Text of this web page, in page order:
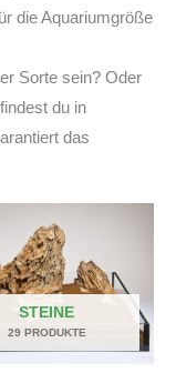
die Aquariumgröße
Sorte sein? Oder
du in
das
STEINE
29 PRODUKTE